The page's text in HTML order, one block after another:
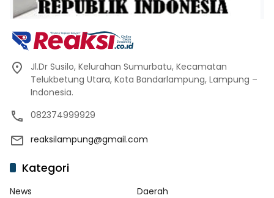
Jl.Dr Susilo, Kelurahan Sumurbatu, Kecamatan
Telukbetung Utara, Kota Bandarlampung, Lampung –
Indonesia.
082374999929
reaksilampung@gmail.com
Kategori
News
Daerah